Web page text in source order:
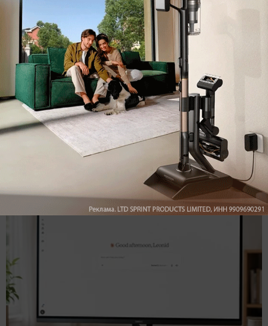
Подпишись на наш канал в мессенджере МАХ